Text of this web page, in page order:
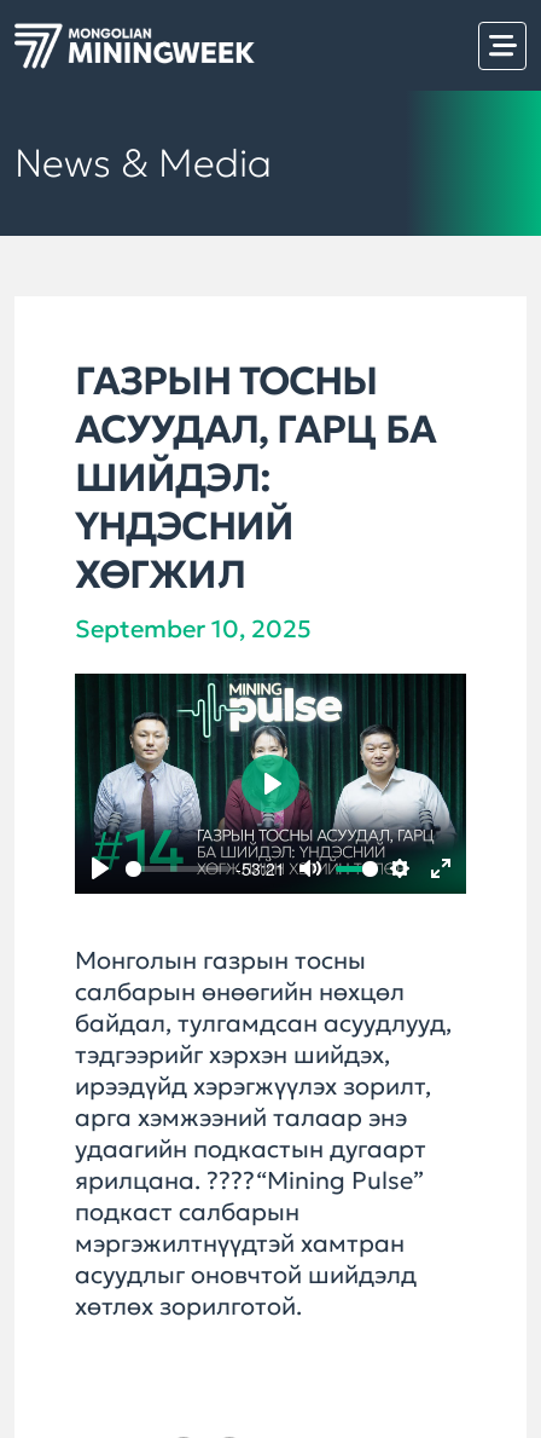
News & Media
ГАЗРЫН ТОСНЫ
АСУУДАЛ, ГАРЦ БА
ШИЙДЭЛ:
ҮНДЭСНИЙ
ХӨГЖИЛ
September 10, 2025
Play
-53:21
Mute Settings
Enter
Play
Монголын газрын тосны
салбарын өнөөгийн нөхцөл
байдал, тулгамдсан асуудлууд,
тэдгээрийг хэрхэн шийдэх,
ирээдүйд хэрэгжүүлэх зорилт,
арга хэмжээний талаар энэ
удаагийн подкастын дугаарт
ярилцана. ????“Mining Pulse”
подкаст салбарын
мэргэжилтнүүдтэй хамтран
асуудлыг оновчтой шийдэлд
хөтлөх зорилготой.